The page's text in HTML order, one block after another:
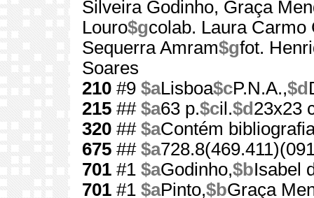
Silveira Godinho, Graça
Louro$gcolab. Laura Carmo
Sequerra Amram$gfot.
Soares
210 #9 $aLisboa$cP.N.A.,$d
215 ## $a63 p.$cil.$d 23x23
320 ## $aContém
675 ## $a
701 #1 $aGodinho,$bIsabel
701 #1 $aPinto,$bGraça